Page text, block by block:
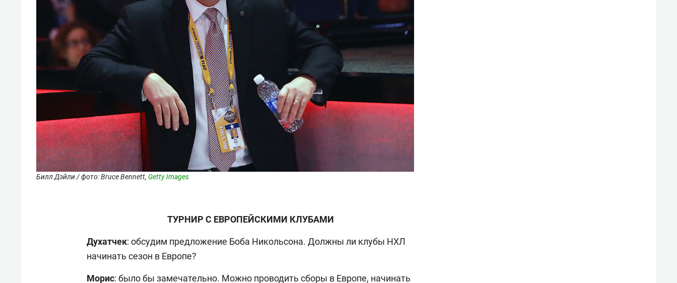
Билл Дэйли / фото: Bruce Bennett, Getty Images
ТУРНИР С ЕВРОПЕЙСКИМИ КЛУБАМИ
Духатчек: обсудим предложение Боба Никольсона. Должны ли клубы НХЛ
начинать сезон в Европе?
Морис: было бы замечательно. Можно проводить сборы в Европе, начинать